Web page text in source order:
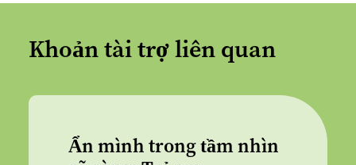
Khoản tài trợ liên quan
Ẩn mình trong tầm nhìn